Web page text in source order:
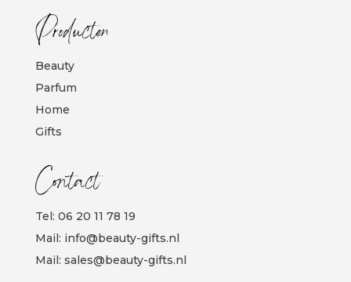
Producten
Beauty
Parfum
Home
Gifts
Contact
Tel: 06 20 11 78 19
Mail: info@beauty-gifts.nl
Mail: sales@beauty-gifts.nl